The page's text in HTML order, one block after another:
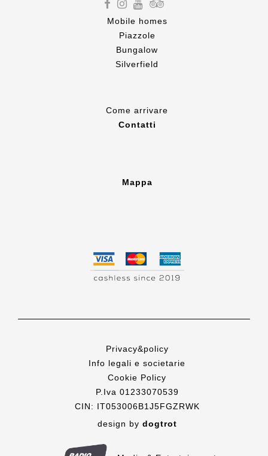
Mobile homes
Piazzole
Bungalow
Silverfield
Come arrivare
Contatti
Mappa
Privacy&policy
Info legali e societarie
Cookie Policy
P.Iva 01233070539
CIN: IT053006B1J5FGZRWK
design by dogtrot